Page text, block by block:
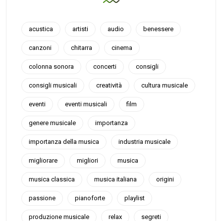
acustica artisti audio benessere
canzoni chitarra cinema
colonna sonora concerti consigli
consigli musicali creatività cultura musicale
eventi eventi musicali film
genere musicale importanza
importanza della musica industria musicale
migliorare migliori musica
musica classica musica italiana origini
passione pianoforte playlist
produzione musicale relax segreti